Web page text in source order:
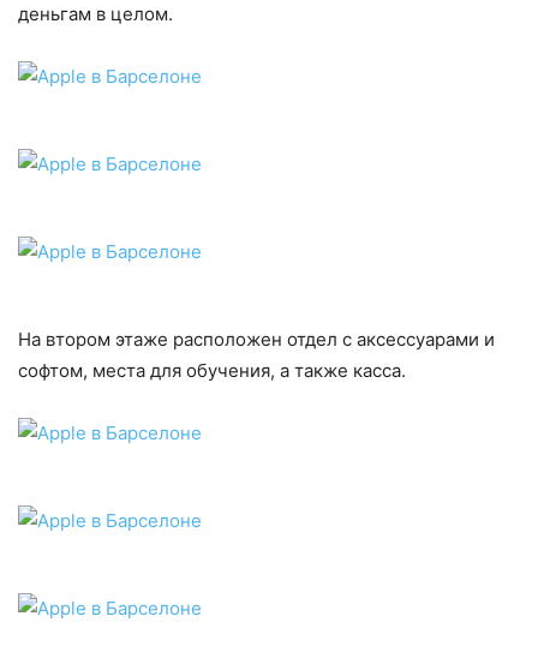
деньгам в целом.
На втором этаже расположен отдел с аксессуарами и
софтом, места для обучения, а также касса.